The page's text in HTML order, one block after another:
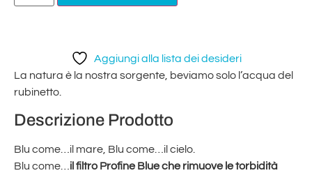
Aggiungi alla lista dei desideri
La natura è la nostra sorgente, beviamo solo l’acqua del
rubinetto.
Descrizione Prodotto
Blu come…il mare, Blu come…il cielo.
Blu come…il filtro Profine Blue che rimuove le torbidità